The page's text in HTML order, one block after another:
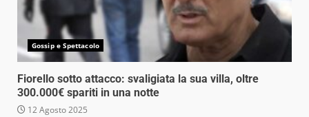
Gossip e Spettacolo
Fiorello sotto attacco: svaligiata la sua villa, oltre
300.000€ spariti in una notte
12 Agosto 2025